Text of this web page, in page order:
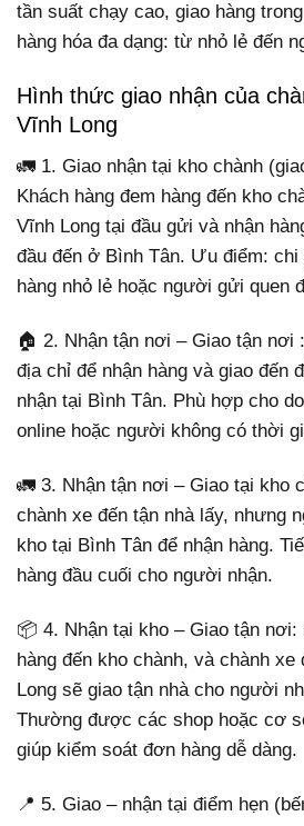
tần suất chạy cao, giao hàng
hàng hóa đa dạng: từ nhỏ lẻ đến
Hình thức giao nhận của
Vĩnh Long
🚛 1. Giao nhận tại kho chành
Khách hàng đem hàng đến kho
Vĩnh Long tại đầu gửi và nhận
đầu đến ở Bình Tân. Ưu điểm:
hàng nhỏ lẻ hoặc người gửi quen
🏠 2. Nhận tận nơi – Giao tận nơi
địa chỉ để nhận hàng và giao đến
nhận tại Bình Tân. Phù hợp cho
online hoặc người không có thời
🚛 3. Nhận tận nơi – Giao tại kho
chành xe đến tận nhà lấy, nhưng
kho tại Bình Tân để nhận hàng.
hàng đầu cuối cho người nhận.
📦 4. Nhận tại kho – Giao tận
hàng đến kho chành, và chành xe
Long sẽ giao tận nhà cho người
Thường được các shop hoặc cơ
giúp kiểm soát đơn hàng dễ dàng.
📍 5. Giao – nhận tại điểm hẹn